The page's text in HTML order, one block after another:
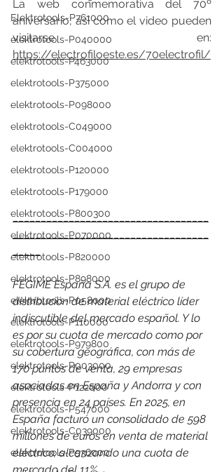
Elektrotools-P761000
elektrotools-P040000
elektrotools-P463000
elektrotools-P375000
elektrotools-P098000
elektrotools-C049000
elektrotools-C004000
elektrotools-P120000
elektrotools-P179000
elektrotools-P800300
elektrotools-P070000
elektrotools-P820000
elektrotools-P898000
elektrotools-P058000
elektrotools-P110000
elektrotools-P979800
elektrotools-P003000
elektrotools-P122000
elektrotools-P547000
elektrotools-C039000
elektrotools-P536000
La web conmemorativa del 70º
aniversario, así como el video pueden
https://electrofiloeste.es/70electrofil/
___________________________________
___________________________________
_____
FEGIME España S.A. es el grupo de
distribución de material eléctrico líder
indiscutible del mercado español. Y lo
es por su cuota de mercado como por
su cobertura geográfica, con más de
170 puntos de venta, 29 empresas
asociadas en España y Andorra y con
presencia en 24 países. En 2025, en
España facturó un consolidado de 598
millones de euros en venta de material
eléctrico, alcanzando una cuota de